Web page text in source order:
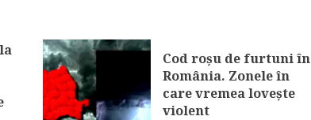
Cod roșu de furtuni în
România. Zonele în
care vremea lovește
violent